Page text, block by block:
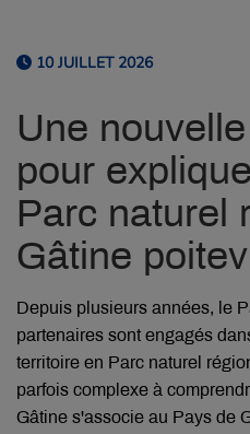
10 JUILLET 2026
Une
pour
Parc naturel
Gâtine
Depuis plusieurs années, le
partenaires sont engagés
territoire en Parc naturel
parfois complexe à
Gâtine s'associe au Pays de